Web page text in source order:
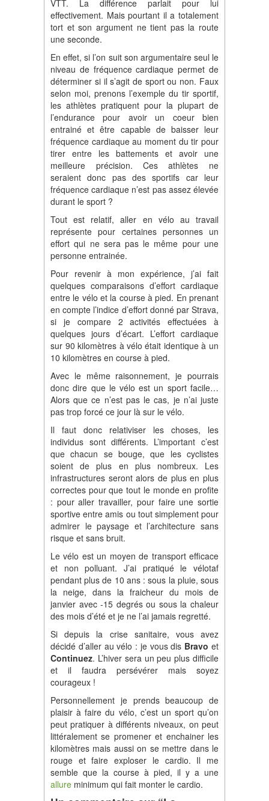
VTT. La différence parlait pour lui
effectivement. Mais pourtant il a totalement
tort et son argument ne tient pas la route
une seconde.
En effet, si l’on suit son argumentaire seul le
niveau de fréquence cardiaque permet de
déterminer si il s’agit de sport ou non. Faux
selon moi, prenons l’exemple du tir sportif,
les athlètes pratiquent pour la plupart de
l’endurance pour avoir un coeur bien
entrainé et être capable de baisser leur
fréquence cardiaque au moment du tir pour
tirer entre les battements et avoir une
meilleure précision. Ces athlètes ne
seraient donc pas des sportifs car leur
fréquence cardiaque n’est pas assez élevée
durant le sport ?
Tout est relatif, aller en vélo au travail
représente pour certaines personnes un
effort qui ne sera pas le même pour une
personne entrainée.
Pour revenir à mon expérience, j’ai fait
quelques comparaisons d’effort cardiaque
entre le vélo et la course à pied. En prenant
en compte l’indice d’effort donné par Strava,
si je compare 2 activités effectuées à
quelques jours d’écart. L’effort cardiaque
sur 90 kilomètres à vélo était identique à un
10 kilomètres en course à pied.
Avec le même raisonnement, je pourrais
donc dire que le vélo est un sport facile…
Alors que ce n’est pas le cas, je n’ai juste
pas trop forcé ce jour là sur le vélo.
Il faut donc relativiser les choses, les
individus sont différents. L’important c’est
que chacun se bouge, que les cyclistes
soient de plus en plus nombreux. Les
infrastructures seront alors de plus en plus
correctes pour que tout le monde en profite
: pour aller travailler, pour faire une sortie
sportive entre amis ou tout simplement pour
admirer le paysage et l’architecture sans
risque et sans bruit.
Le vélo est un moyen de transport efficace
et non polluant. J’ai pratiqué le vélotaf
pendant plus de 10 ans : sous la pluie, sous
la neige, dans la fraicheur du mois de
janvier avec -15 degrés ou sous la chaleur
des mois d’été et je ne l’ai jamais regretté.
Si depuis la crise sanitaire, vous avez
décidé d’aller au vélo : je vous dis Bravo et
Continuez. L’hiver sera un peu plus difficile
et il faudra persévérer mais soyez
courageux !
Personnellement je prends beaucoup de
plaisir à faire du vélo, c’est un sport qu’on
peut pratiquer à différents niveaux, on peut
littéralement se promener et enchainer les
kilomètres mais aussi on se mettre dans le
rouge et faire exploser le cardio. Il me
semble que la course à pied, il y a une
allure minimum qui fait monter le cardio.